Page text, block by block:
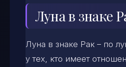
Луна в знаке
Луна в знаке Рак – по
у тех, кто имеет